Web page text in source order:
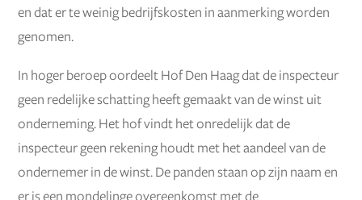
en dat er te weinig bedrijfskosten in aanmerking worden
genomen.
In hoger beroep oordeelt Hof Den Haag dat de inspecteur
geen redelijke schatting heeft gemaakt van de winst uit
onderneming. Het hof vindt het onredelijk dat de
inspecteur geen rekening houdt met het aandeel van de
ondernemer in de winst. De panden staan op zijn naam en
er is een mondelinge overeenkomst met de